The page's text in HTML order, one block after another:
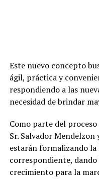
Este nuevo concepto
ágil, práctica y
respondiendo a las
necesidad de brindar
Como parte del
Sr. Salvador Mendelzon
estarán formalizando
correspondiente,
crecimiento para la